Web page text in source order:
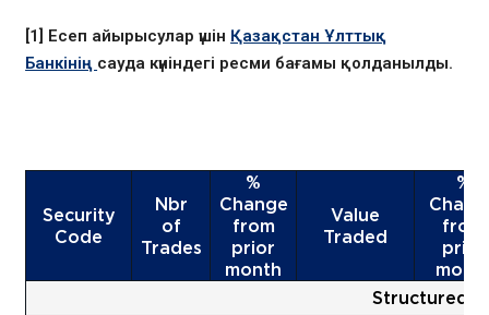
[1] Есеп айырысулар үшін Қазақстан Ұлттық
Банкінің сауда күніндегі ресми бағамы қолданылды.
Security
Code
Nbr
of
Trades
%
Change
from
prior
month
Value
Traded
%
from
prior
Structured